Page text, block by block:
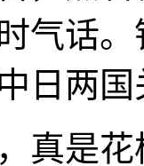
气话
日两
真是